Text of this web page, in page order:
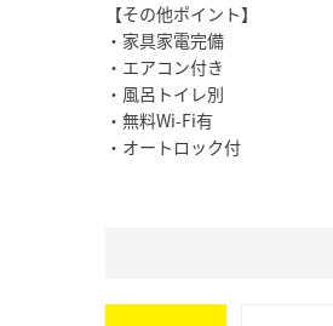
【その他ポイント】
・家具家電完備
・エアコン付き
・風呂トイレ別
・無料Wi-Fi有
・オートロック付